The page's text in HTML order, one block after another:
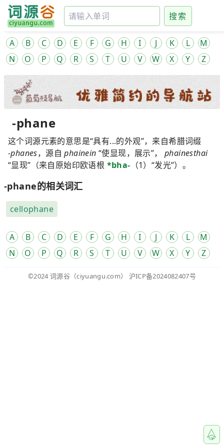
搜索
A B C D E F G H I J K L
M
N
O P Q R S T U V W X Y Z
-phane
这个词源元素的意思是“具有...的外观”，来自希腊词缀
-phanes，源自phainein “使显现，展示”，phainesthai
“显现”（来自原始印欧语根 *bha- （1）“发光”）。
-phane的相关词汇
cellophane
A B C D E F G H I J K L
M
N
O P Q R S T U V W X Y Z
©2024 词源谷 （ciyuangu.com） 沪ICP备2024082407号